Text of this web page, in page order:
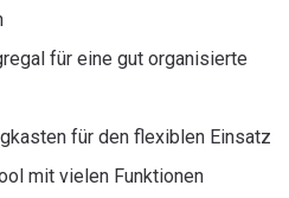
für eine gut organisierte
für den flexiblen Einsatz
mit vielen Funktionen